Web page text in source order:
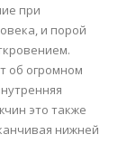
при
и порой
об огромном
это также
нижней